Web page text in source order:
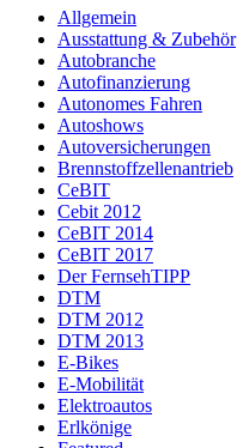
Allgemein
Ausstattung & Zubehör
Autobranche
Autofinanzierung
Autonomes Fahren
Autoshows
Autoversicherungen
Brennstoffzellenantrieb
CeBIT
Cebit 2012
CeBIT 2014
CeBIT 2017
Der FernsehTIPP
DTM
DTM 2012
DTM 2013
E-Bikes
E-Mobilität
Elektroautos
Erlkönige